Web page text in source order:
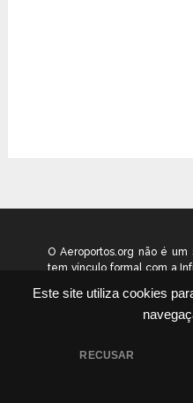
Este site utiliza cookies
RECUSAR
O Aeroportos.org não é
tem vínculo formal com a
como um guia
público geral. © 2026